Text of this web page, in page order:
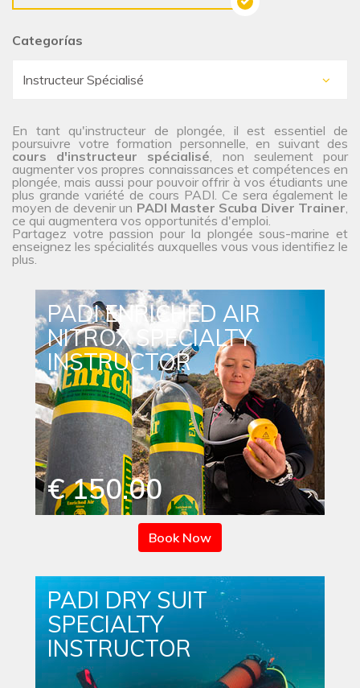
Categorías
En tant qu'instructeur de plongée, il est essentiel de
poursuivre votre formation personnelle, en suivant des
cours d'instructeur spécialisé, non seulement pour
augmenter vos propres connaissances et compétences en
plongée, mais aussi pour pouvoir offrir à vos étudiants une
plus grande variété de cours PADI. Ce sera également le
moyen de devenir un PADI Master Scuba Diver Trainer,
ce qui augmentera vos opportunités d'emploi.
Partagez votre passion pour la plongée sous-marine et
enseignez les spécialités auxquelles vous vous identifiez le
plus.
PADI ENRICHED AIR
NITROX SPECIALTY
INSTRUCTOR
€ 150.00
Book Now
PADI DRY SUIT
SPECIALTY
INSTRUCTOR